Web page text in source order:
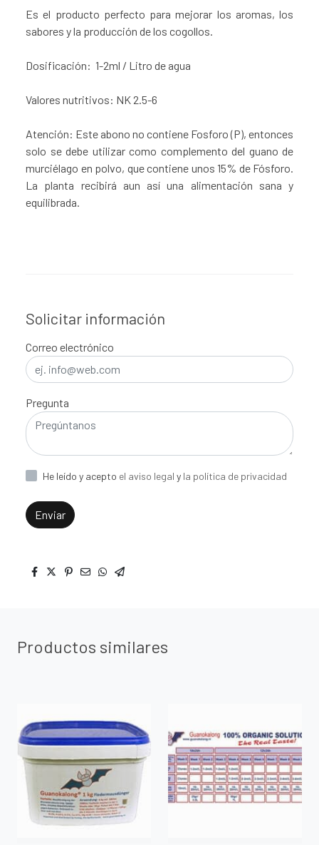
Es el producto perfecto para mejorar los aromas, los
sabores y la producción de los cogollos.
Dosificación: 1-2ml / Litro de agua
Valores nutritivos: NK 2.5-6
Atención: Este abono no contiene Fosforo (P), entonces
solo se debe utilizar como complemento del guano de
murciélago en polvo, que contiene unos 15% de Fósforo.
La planta recibirá aun así una alimentación sana y
equilibrada.
Solicitar información
Correo electrónico
Pregunta
He leído y acepto el aviso legal y la política de privacidad
Enviar
Productos similares